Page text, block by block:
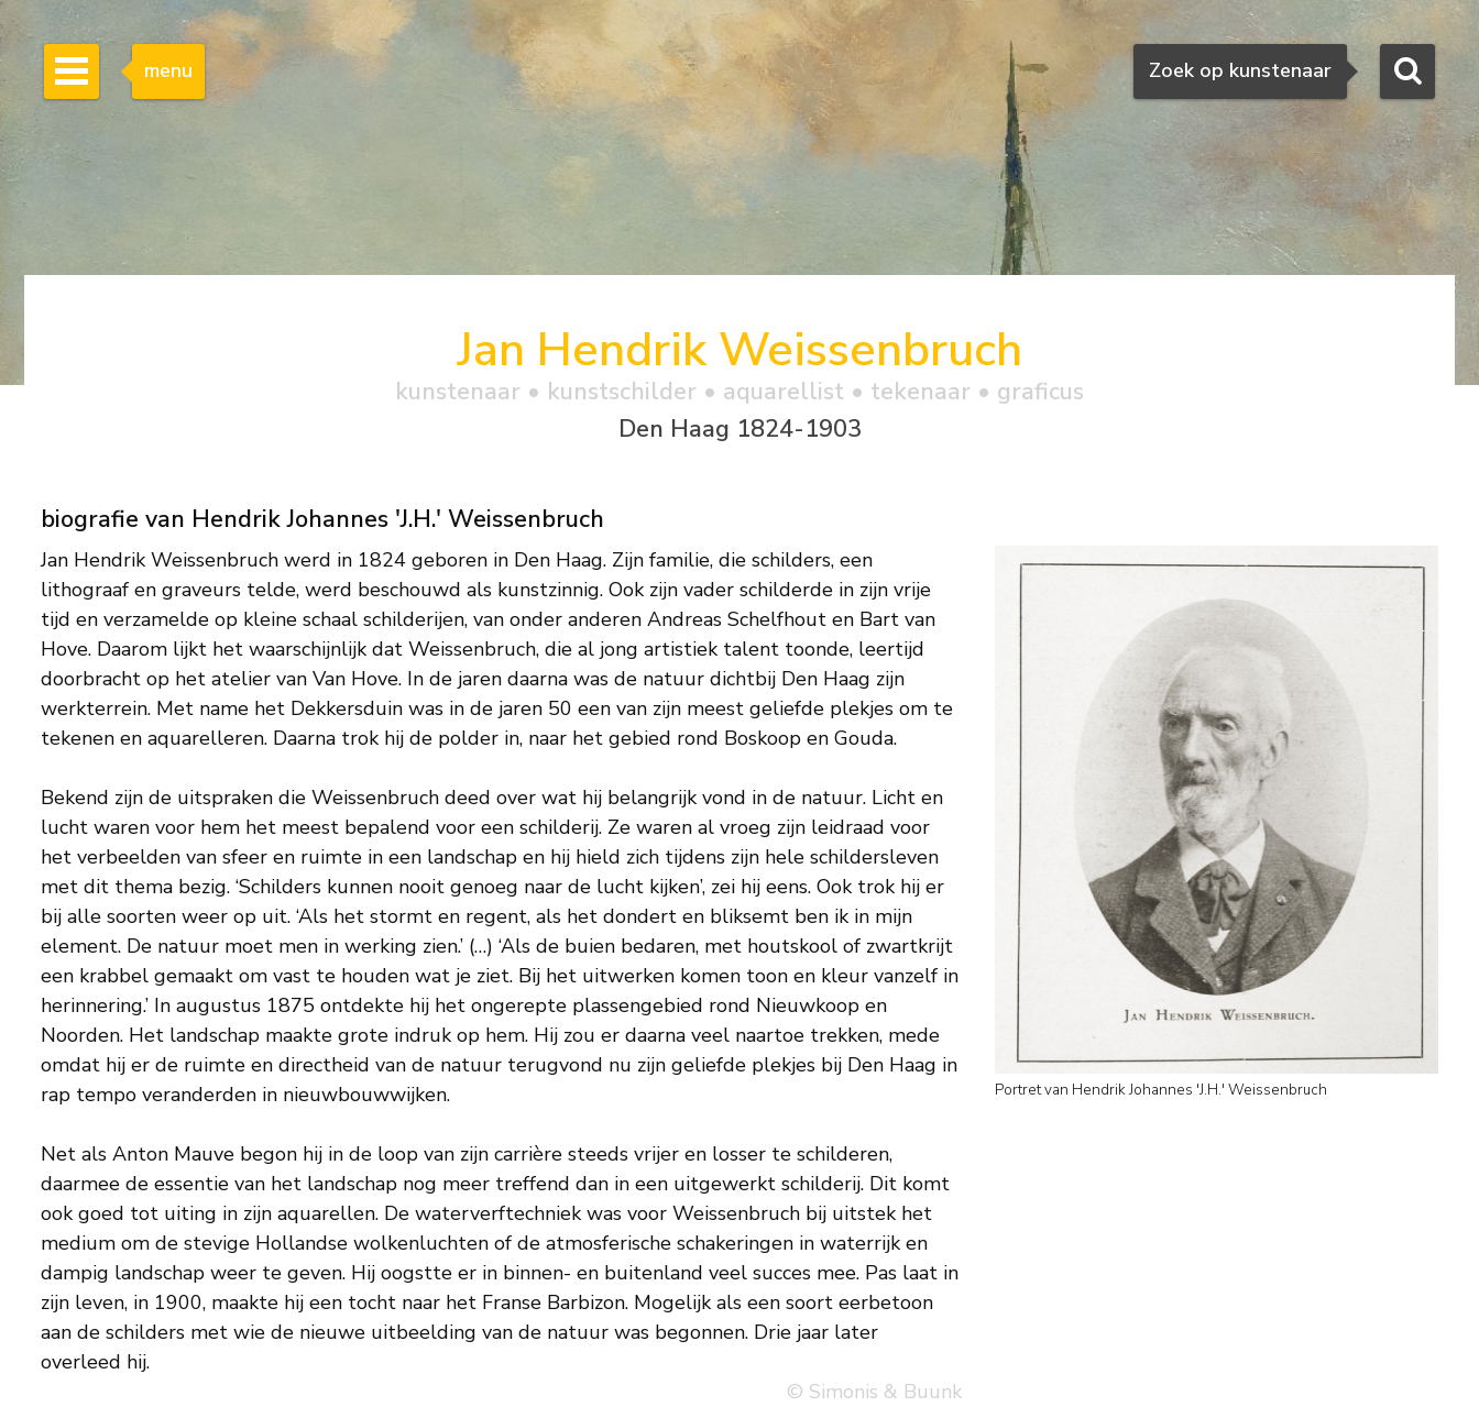
Zoeken
Zoek op kunstenaar
menu
Jan Hendrik Weissenbruch
kunstenaar • kunstschilder • aquarellist • tekenaar • graficus
Den Haag 1824-1903
biografie van Hendrik Johannes 'J.H.' Weissenbruch
Portret van Hendrik Johannes 'J.H.' Weissenbruch
Jan Hendrik Weissenbruch werd in 1824 geboren in Den Haag. Zijn familie, die schilders, een
lithograaf en graveurs telde, werd beschouwd als kunstzinnig. Ook zijn vader schilderde in zijn vrije
tijd en verzamelde op kleine schaal schilderijen, van onder anderen Andreas Schelfhout en Bart van
Hove. Daarom lijkt het waarschijnlijk dat Weissenbruch, die al jong artistiek talent toonde, leertijd
doorbracht op het atelier van Van Hove. In de jaren daarna was de natuur dichtbij Den Haag zijn
werkterrein. Met name het Dekkersduin was in de jaren 50 een van zijn meest geliefde plekjes om te
tekenen en aquarelleren. Daarna trok hij de polder in, naar het gebied rond Boskoop en Gouda.
Bekend zijn de uitspraken die Weissenbruch deed over wat hij belangrijk vond in de natuur. Licht en
lucht waren voor hem het meest bepalend voor een schilderij. Ze waren al vroeg zijn leidraad voor
het verbeelden van sfeer en ruimte in een landschap en hij hield zich tijdens zijn hele schildersleven
met dit thema bezig. ‘Schilders kunnen nooit genoeg naar de lucht kijken’, zei hij eens. Ook trok hij er
bij alle soorten weer op uit. ‘Als het stormt en regent, als het dondert en bliksemt ben ik in mijn
element. De natuur moet men in werking zien.’ (…) ‘Als de buien bedaren, met houtskool of zwartkrijt
een krabbel gemaakt om vast te houden wat je ziet. Bij het uitwerken komen toon en kleur vanzelf in
herinnering.’ In augustus 1875 ontdekte hij het ongerepte plassengebied rond Nieuwkoop en
Noorden. Het landschap maakte grote indruk op hem. Hij zou er daarna veel naartoe trekken, mede
omdat hij er de ruimte en directheid van de natuur terugvond nu zijn geliefde plekjes bij Den Haag in
rap tempo veranderden in nieuwbouwwijken.
Net als Anton Mauve begon hij in de loop van zijn carrière steeds vrijer en losser te schilderen,
daarmee de essentie van het landschap nog meer treffend dan in een uitgewerkt schilderij. Dit komt
ook goed tot uiting in zijn aquarellen. De waterverftechniek was voor Weissenbruch bij uitstek het
medium om de stevige Hollandse wolkenluchten of de atmosferische schakeringen in waterrijk en
dampig landschap weer te geven. Hij oogstte er in binnen- en buitenland veel succes mee. Pas laat in
zijn leven, in 1900, maakte hij een tocht naar het Franse Barbizon. Mogelijk als een soort eerbetoon
aan de schilders met wie de nieuwe uitbeelding van de natuur was begonnen. Drie jaar later
overleed hij.
© Simonis & Buunk